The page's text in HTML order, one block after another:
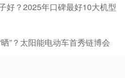
好？2025年口碑最好10大机型
”？太阳能电动车首秀链博会